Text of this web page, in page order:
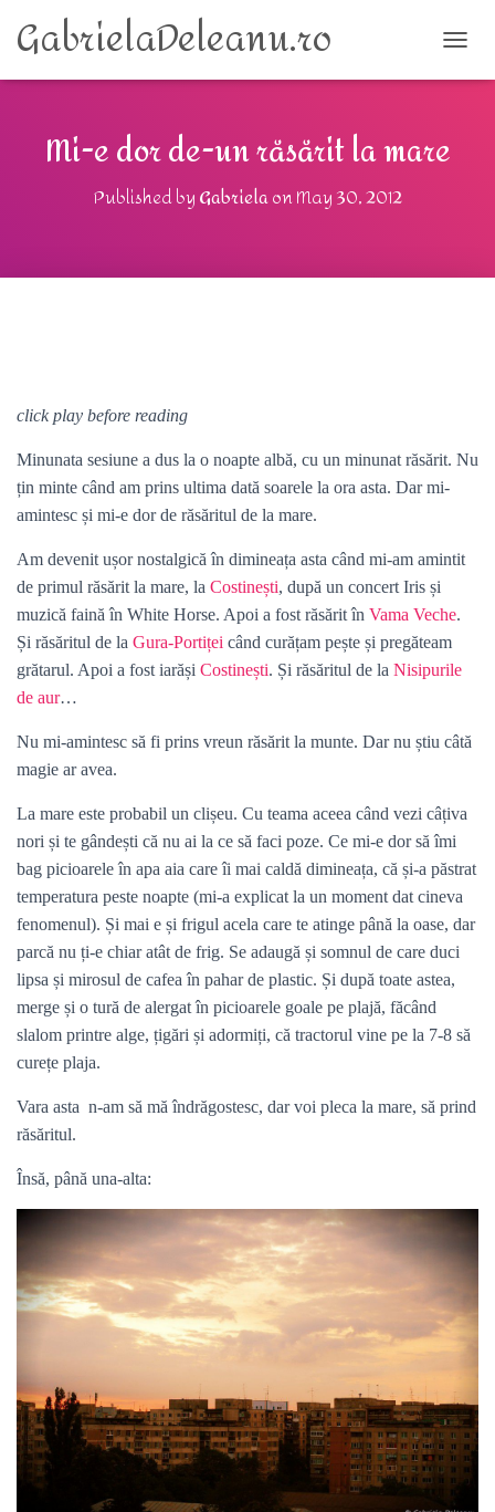
GabrielaDeleanu.ro
Mi-e dor de-un răsărit la mare
Published byGabrielaonMay 30, 2012
click play before reading
Minunata sesiune a dus la o noapte albă, cu un minunat răsărit. Nu
țin minte când am prins ultima dată soarele la ora asta. Dar mi-
amintesc și mi-e dor de răsăritul de la mare.
Am devenit ușor nostalgică în dimineața asta când mi-am amintit
de primul răsărit la mare, la Costinești, după un concert Iris și
muzică faină în White Horse. Apoi a fost răsărit în Vama Veche.
Și răsăritul de la Gura-Portiței când curățam pește și pregăteam
grătarul. Apoi a fost iarăși Costinești. Și răsăritul de la Nisipurile
de aur…
Nu mi-amintesc să fi prins vreun răsărit la munte. Dar nu știu câtă
magie ar avea.
La mare este probabil un clișeu. Cu teama aceea când vezi câțiva
nori și te gândești că nu ai la ce să faci poze. Ce mi-e dor să îmi
bag picioarele în apa aia care îi mai caldă dimineața, că și-a păstrat
temperatura peste noapte (mi-a explicat la un moment dat cineva
fenomenul). Și mai e și frigul acela care te atinge până la oase, dar
parcă nu ți-e chiar atât de frig. Se adaugă și somnul de care duci
lipsa și mirosul de cafea în pahar de plastic. Și după toate astea,
merge și o tură de alergat în picioarele goale pe plajă, făcând
slalom printre alge, țigări și adormiți, că tractorul vine pe la 7-8 să
curețe plaja.
Vara asta n-am să mă îndrăgostesc, dar voi pleca la mare, să prind
răsăritul.
Însă, până una-alta: